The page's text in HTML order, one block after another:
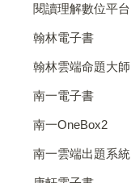
閱讀理解數位平台
翰林電子書
翰林雲端命題大師
南一電子書
南一OneBox2
南一雲端出題系統